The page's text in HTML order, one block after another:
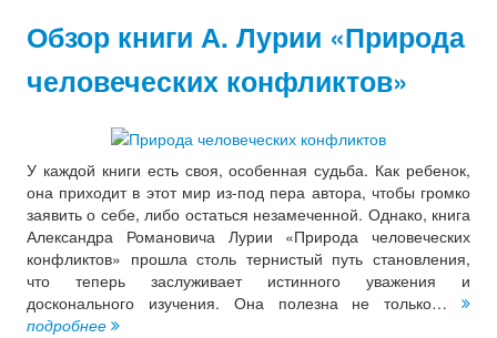
Обзор книги А. Лурии «Природа
человеческих конфликтов»
У каждой книги есть своя, особенная судьба. Как ребенок,
она приходит в этот мир из-под пера автора, чтобы громко
заявить о себе, либо остаться незамеченной. Однако, книга
Александра Романовича Лурии «Природа человеческих
конфликтов» прошла столь тернистый путь становления,
что теперь заслуживает истинного уважения и
досконального изучения. Она полезна не только…
подробнее